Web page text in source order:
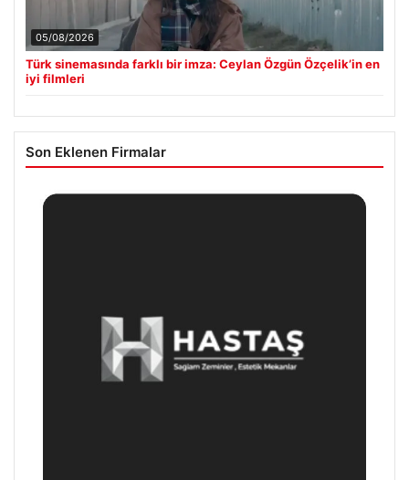
05/08/2026
Türk sinemasında farklı bir imza: Ceylan Özgün Özçelik’in en
iyi filmleri
Son Eklenen Firmalar